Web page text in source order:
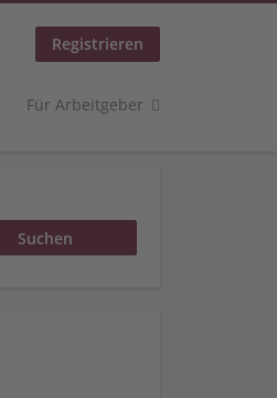
Registrieren
Für Arbeitgeber